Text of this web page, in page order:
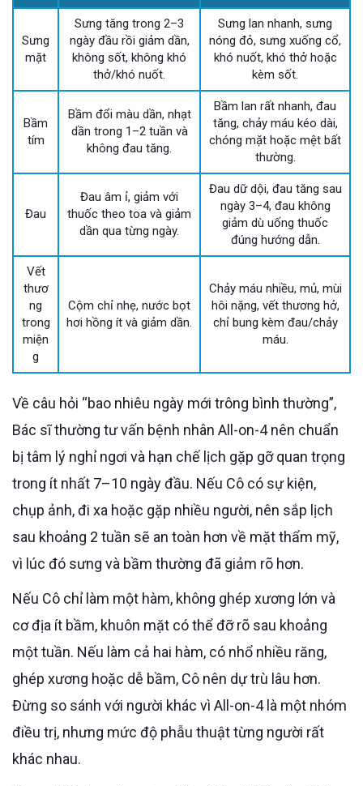
Sưng
mặt
Sưng tăng trong 2–3
ngày đầu rồi giảm dần,
không sốt, không khó
thở/khó nuốt.
Sưng lan nhanh, sưng
nóng đỏ, sưng xuống cổ,
khó nuốt, khó thở hoặc
kèm sốt.
Bầm
tím
Bầm đổi màu dần, nhạt
dần trong 1–2 tuần và
không đau tăng.
Bầm lan rất nhanh, đau
tăng, chảy máu kéo dài,
chóng mặt hoặc mệt bất
thường.
Đau
Đau âm ỉ, giảm với
thuốc theo toa và giảm
dần qua từng ngày.
Đau dữ dội, đau tăng sau
ngày 3–4, đau không
giảm dù uống thuốc
đúng hướng dẫn.
Vết
thươ
ng
trong
miện
g
Cộm chỉ nhẹ, nước bọt
hơi hồng ít và giảm dần.
Chảy máu nhiều, mủ, mùi
hôi nặng, vết thương hở,
chỉ bung kèm đau/chảy
máu.
Về câu hỏi “bao nhiêu ngày mới trông bình thường”,
Bác sĩ thường tư vấn bệnh nhân All-on-4 nên chuẩn
bị tâm lý nghỉ ngơi và hạn chế lịch gặp gỡ quan trọng
trong ít nhất 7–10 ngày đầu. Nếu Cô có sự kiện,
chụp ảnh, đi xa hoặc gặp nhiều người, nên sắp lịch
sau khoảng 2 tuần sẽ an toàn hơn về mặt thẩm mỹ,
vì lúc đó sưng và bầm thường đã giảm rõ hơn.
Nếu Cô chỉ làm một hàm, không ghép xương lớn và
cơ địa ít bầm, khuôn mặt có thể đỡ rõ sau khoảng
một tuần. Nếu làm cả hai hàm, có nhổ nhiều răng,
ghép xương hoặc dễ bầm, Cô nên dự trù lâu hơn.
Đừng so sánh với người khác vì All-on-4 là một nhóm
điều trị, nhưng mức độ phẫu thuật từng người rất
khác nhau.